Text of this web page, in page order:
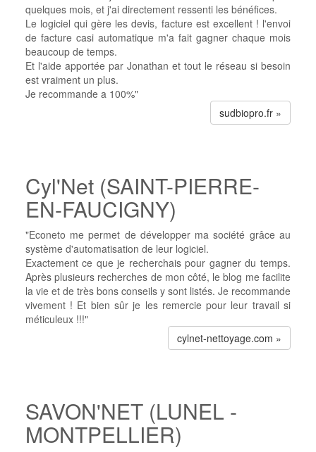
quelques mois, et j'ai directement ressenti les bénéfices.
Le logiciel qui gère les devis, facture est excellent ! l'envoi
de facture casi automatique m'a fait gagner chaque mois
beaucoup de temps.
Et l'aide apportée par Jonathan et tout le réseau si besoin
est vraiment un plus.
Je recommande a 100%"
sudbiopro.fr »
Cyl'Net (SAINT-PIERRE-
EN-FAUCIGNY)
"Econeto me permet de développer ma société grâce au
système d'automatisation de leur logiciel.
Exactement ce que je recherchais pour gagner du temps.
Après plusieurs recherches de mon côté, le blog me facilite
la vie et de très bons conseils y sont listés. Je recommande
vivement ! Et bien sûr je les remercie pour leur travail si
méticuleux !!!"
cylnet-nettoyage.com »
SAVON'NET (LUNEL -
MONTPELLIER)